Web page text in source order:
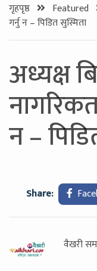
गृहपृष्ठ Featured
गर्नु न – पिडित सुस्मिता
अध्यक्ष
न –
Share:
वैखरी